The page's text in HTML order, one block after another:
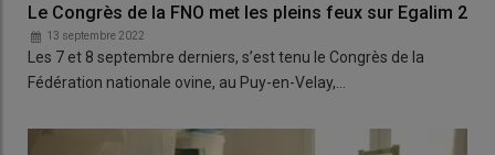
Le Congrès de la FNO met les pleins feux sur Egalim 2
13 septembre 2022
Les 7 et 8 septembre derniers, s’est tenu le Congrès de la
Fédération nationale ovine, au Puy-en-Velay,…